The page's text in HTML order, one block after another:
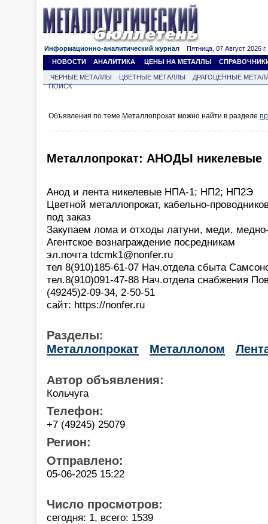
Информационно-аналитический журнал Пятница, 07 Август 2026 г.
НОВОСТИ
АНАЛИТИКА ЦЕНЫ НА МЕТАЛЛЫ
ЧЕРНЫЕ МЕТАЛЛЫ ЦВЕТНЫЕ МЕТАЛЛЫ
ДРАГОЦЕННЫЕ
ПОИСК
Объявления по теме Металлопрокат можно найти в разделе
Металлопрокат: АНОДЫ никелевые
Анод и лента никелевые НПА-1; НП2; НП2Э
Цветной металлопрокат, кабельно-
под заказ
Закупаем лома и отходы латуни, меди,
Агентское вознаграждение посредникам
эл.почта tdcmk1@nonfer.ru
тел 8(910)185-61-07 Нач.отдела сбыта
тел.8(910)091-47-88 Нач.отдела снабжения
(49245)2-09-34, 2-50-51
сайт: https://nonfer.ru
Разделы:
Металлопрокат
Металлолом
Автор объявления:
Кольчуга
Телефон:
+7 (49245) 25079
Регион:
Отправлено:
05-06-2025 15:22
Число просмотров:
сегодня: 1, всего: 1539